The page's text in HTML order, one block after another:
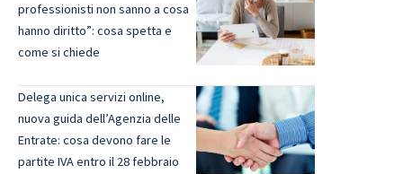
professionisti non sanno a cosa
hanno diritto”: cosa spetta e
come si chiede
Delega unica servizi online,
nuova guida dell’Agenzia delle
Entrate: cosa devono fare le
partite IVA entro il 28 febbraio